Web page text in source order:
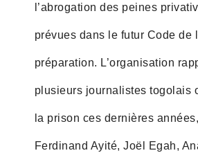
l’abrogation des peines
prévues dans le futur Code de
préparation. L’organisation
plusieurs journalistes togolais
la prison ces dernières
Ferdinand Ayité, Joël Egah,